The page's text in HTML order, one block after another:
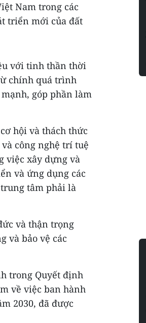
Nam trong các
triển mới của đất
với tinh thần thời
chính quá trình
góp phần làm
hội và thách thức
công nghệ trí tuệ
việc xây dựng và
và ứng dụng các
tâm phải là
và thận trọng
và bảo vệ các
trong Quyết định
về việc ban hành
2030, đã được